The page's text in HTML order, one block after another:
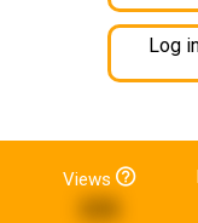
Log
Views